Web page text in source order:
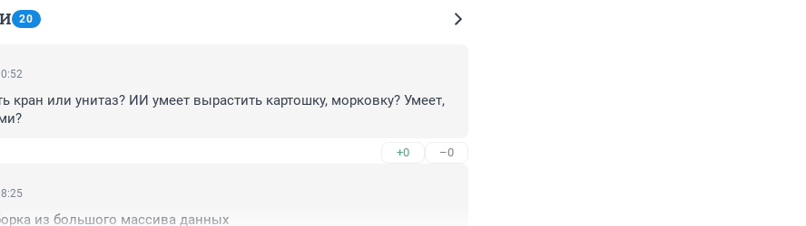
20
кран или унитаз? ИИ умеет вырастить картошку, морковку? Умеет,
+0 –0
из большого массива данных